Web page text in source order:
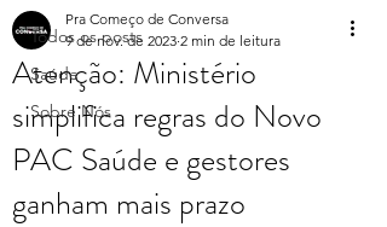
Todos os posts
Saúde
Sobre Nós
Atenção: Ministério
simplifica regras do Novo
PAC Saúde e gestores
ganham mais prazo
Pra Começo de Conversa
9 de nov. de 2023 2 min de leitura